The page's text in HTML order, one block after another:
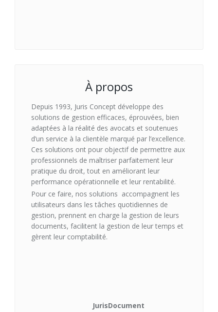
À propos
Depuis 1993, Juris Concept développe des
solutions de gestion efficaces, éprouvées, bien
adaptées à la réalité des avocats et soutenues
d’un service à la clientèle marqué par l’excellence.
Ces solutions ont pour objectif de permettre aux
professionnels de maîtriser parfaitement leur
pratique du droit, tout en améliorant leur
performance opérationnelle et leur rentabilité.
Pour ce faire, nos solutions accompagnent les
utilisateurs dans les tâches quotidiennes de
gestion, prennent en charge la gestion de leurs
documents, facilitent la gestion de leur temps et
gèrent leur comptabilité.
JurisDocument